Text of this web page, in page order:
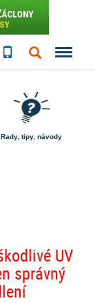
Rady, tipy, návody
UV
správný